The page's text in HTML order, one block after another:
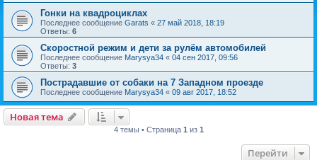
Гонки на квадроциклах
Последнее сообщение Garats « 27 май 2018, 18:19
Ответы: 6
Скоростной режим и дети за рулём автомобилей
Последнее сообщение Marysya34 « 04 сен 2017, 09:56
Ответы: 3
Пострадавшие от собаки на 7 Западном проезде
Последнее сообщение Marysya34 « 09 авг 2017, 18:52
Новая тема
4 темы • Страница 1 из 1
Перейти